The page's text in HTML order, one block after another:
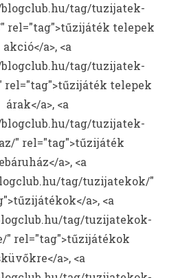
tag/tuzijatek-
rel="tag">tűzijáték telepek
akció</a>, <a
tag/tuzijatek-
rel="tag">tűzijáték telepek
árak</a>, <a
tag/tuzijatek-
" rel="tag">tűzijáték
a>, <a
tag/tuzijatekok/"
a>, <a
tag/tuzijatekok-
" rel="tag">tűzijátékok
a>, <a